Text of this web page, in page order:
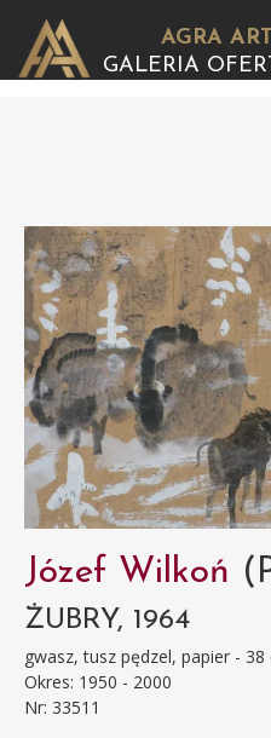
AGRA ART
GALERIA
Józef Wilkoń
ŻUBRY, 1964
gwasz, tusz pędzel, papier -
Okres: 1950 - 2000
Nr: 33511